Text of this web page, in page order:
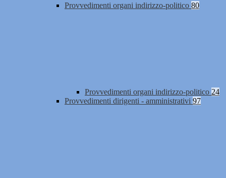
Provvedimenti organi indirizzo-politico 80
Provvedimenti organi indirizzo-politico 24
Provvedimenti dirigenti - amministrativi 97